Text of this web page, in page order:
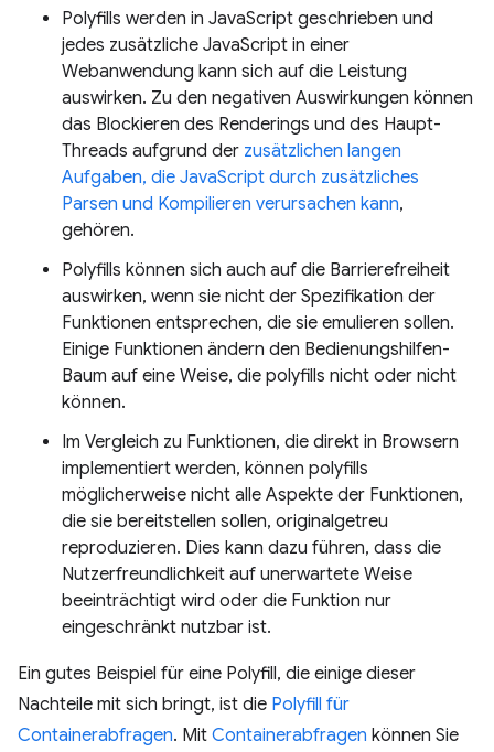
Polyfills werden in JavaScript geschrieben und
jedes zusätzliche JavaScript in einer
Webanwendung kann sich auf die Leistung
auswirken. Zu den negativen Auswirkungen können
das Blockieren des Renderings und des Haupt-
Threads aufgrund der zusätzlichen langen
Aufgaben, die JavaScript durch zusätzliches
Parsen und Kompilieren verursachen kann,
gehören.
Polyfills können sich auch auf die Barrierefreiheit
auswirken, wenn sie nicht der Spezifikation der
Funktionen entsprechen, die sie emulieren sollen.
Einige Funktionen ändern den Bedienungshilfen-
Baum auf eine Weise, die polyfills nicht oder nicht
können.
Im Vergleich zu Funktionen, die direkt in Browsern
implementiert werden, können polyfills
möglicherweise nicht alle Aspekte der Funktionen,
die sie bereitstellen sollen, originalgetreu
reproduzieren. Dies kann dazu führen, dass die
Nutzerfreundlichkeit auf unerwartete Weise
beeinträchtigt wird oder die Funktion nur
eingeschränkt nutzbar ist.
Ein gutes Beispiel für eine Polyfill, die einige dieser
Nachteile mit sich bringt, ist die Polyfill für
Containerabfragen. Mit Containerabfragen können Sie